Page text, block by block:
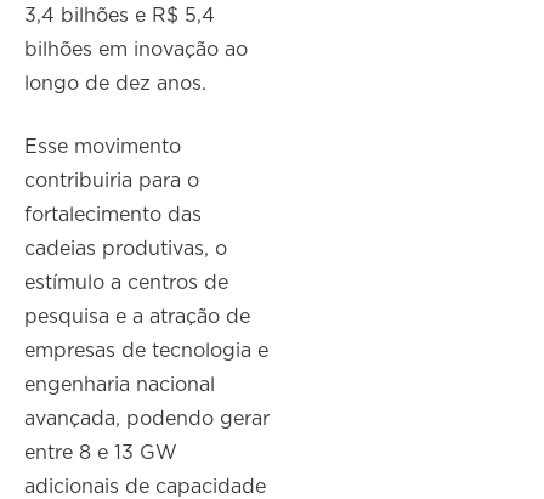
3,4 bilhões e R$ 5,4
bilhões em inovação ao
longo de dez anos.
Esse movimento
contribuiria para o
fortalecimento das
cadeias produtivas, o
estímulo a centros de
pesquisa e a atração de
empresas de tecnologia e
engenharia nacional
avançada, podendo gerar
entre 8 e 13 GW
adicionais de capacidade